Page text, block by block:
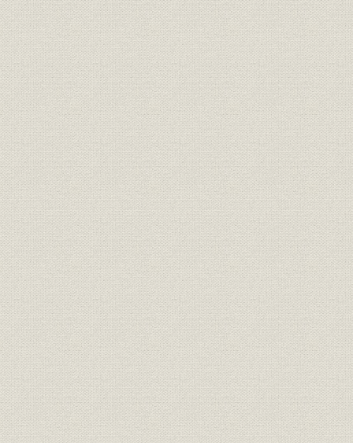
第1章 変転する環境下で経営革新を模索
第2章 経営の節目を乗り越える
第3章 一九八〇年代以降の事業展開
第4章 データベース事業と国際業務の展開
II 言論編 変貌する日本経済への処方箋を求めて
第1章 円切上げと日本経済
第2章 第一次石油危機と狂乱物価
第3章 石油不況下の内外経済
第4章 経済全般に再構築の動き高まる
第5章 本格的国際化時代への対応
第6章 「バブル経済」の総括と今後の課題
平成期を迎えて
編集後記